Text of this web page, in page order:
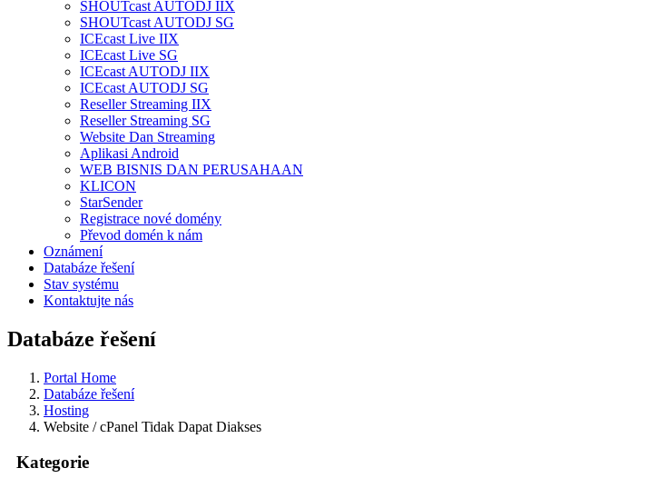
SHOUTcast AUTODJ IIX
SHOUTcast AUTODJ SG
ICEcast Live IIX
ICEcast Live SG
ICEcast AUTODJ IIX
ICEcast AUTODJ SG
Reseller Streaming IIX
Reseller Streaming SG
Website Dan Streaming
Aplikasi Android
WEB BISNIS DAN PERUSAHAAN
KLICON
StarSender
Registrace nové domény
Převod domén k nám
Oznámení
Databáze řešení
Stav systému
Kontaktujte nás
Databáze řešení
Portal Home
Databáze řešení
Hosting
Website / cPanel Tidak Dapat Diakses
Kategorie